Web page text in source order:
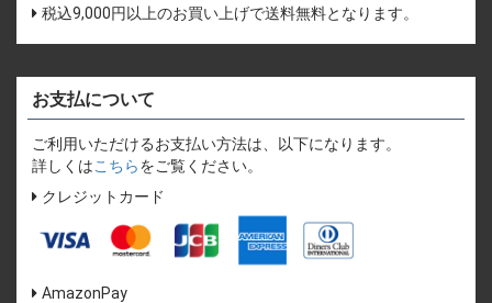
税込9,000円以上のお買い上げで送料無料となります。
お支払について
ご利用いただけるお支払い方法は、以下になります。
詳しくはこちらをご覧ください。
クレジットカード
AmazonPay